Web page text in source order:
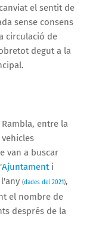
el sentit de
sense consens
circulació de
degut a la
entre la
van a buscar
Ajuntamenti
(dades del 2021),
el nombre de
després de la